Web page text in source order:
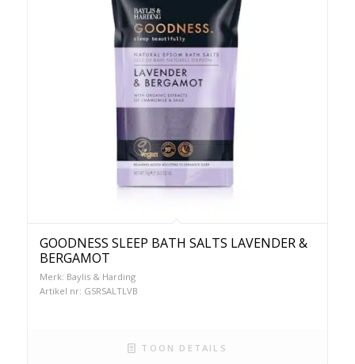
GOODNESS SLEEP BATH SALTS LAVENDER &
BERGAMOT
Merk: Baylis & Harding
Artikel nr: GSRSALTLVB
TOON DETAILS